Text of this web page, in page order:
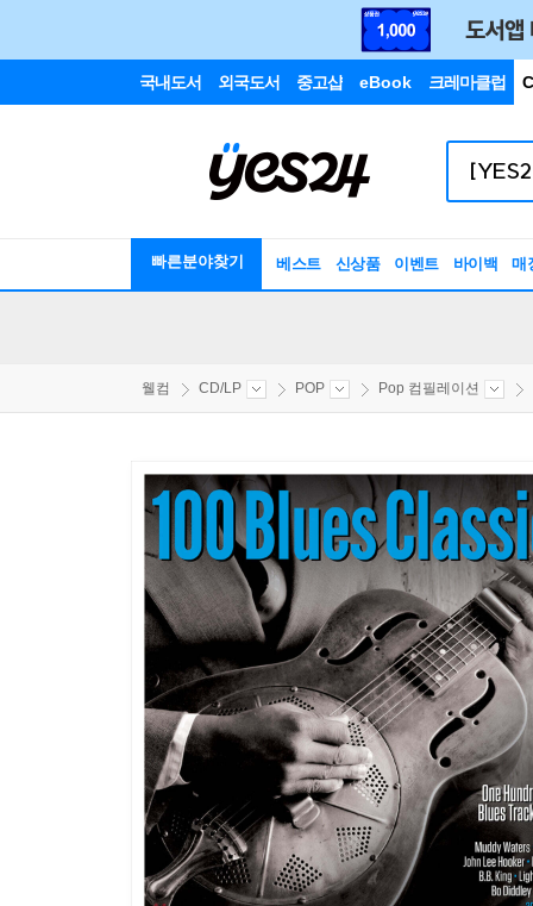
국내도서 외국도서 중고샵 eBook 크레마클럽
빠른분야찾기 베스트 신상품 이벤트 바이백 매
웰컴 CD/LP POP Pop 컴필레이션